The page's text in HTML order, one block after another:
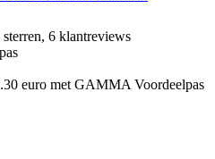
6 klantreviews
euro met GAMMA Voordeelpas